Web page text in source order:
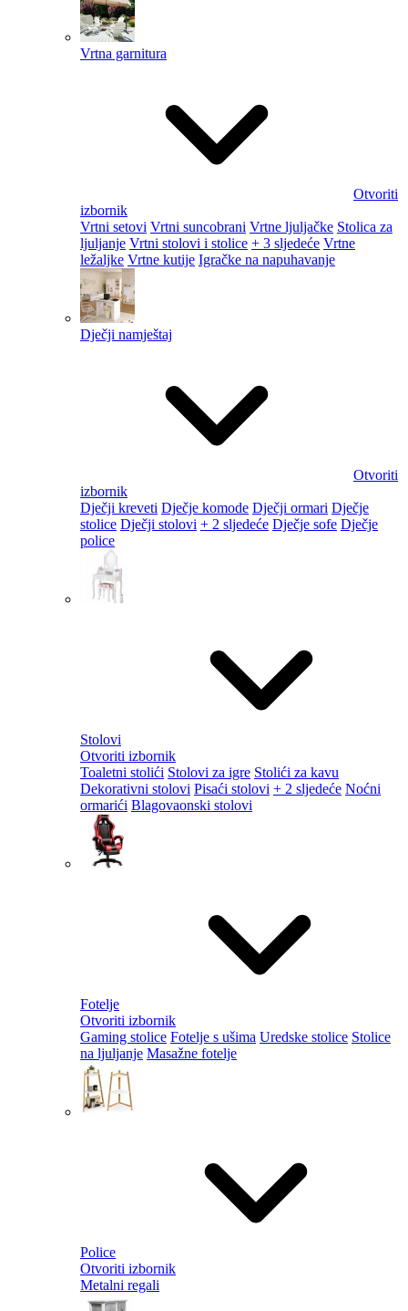
Vrtna garnitura
Otvoriti
izbornik
Vrtni setovi Vrtni suncobrani Vrtne ljuljačke Stolica za
ljuljanje Vrtni stolovi i stolice + 3 sljedeće Vrtne
ležaljke Vrtne kutije Igračke na napuhavanje
Dječji namještaj
Otvoriti
izbornik
Dječji kreveti Dječje komode Dječji ormari Dječje
stolice Dječji stolovi + 2 sljedeće Dječje sofe Dječje
police
Stolovi
Otvoriti izbornik
Toaletni stolići Stolovi za igre Stolići za kavu
Dekorativni stolovi Pisaći stolovi + 2 sljedeće Noćni
ormarići Blagovaonski stolovi
Fotelje
Otvoriti izbornik
Gaming stolice Fotelje s ušima Uredske stolice Stolice
na ljuljanje Masažne fotelje
Police
Otvoriti izbornik
Metalni regali